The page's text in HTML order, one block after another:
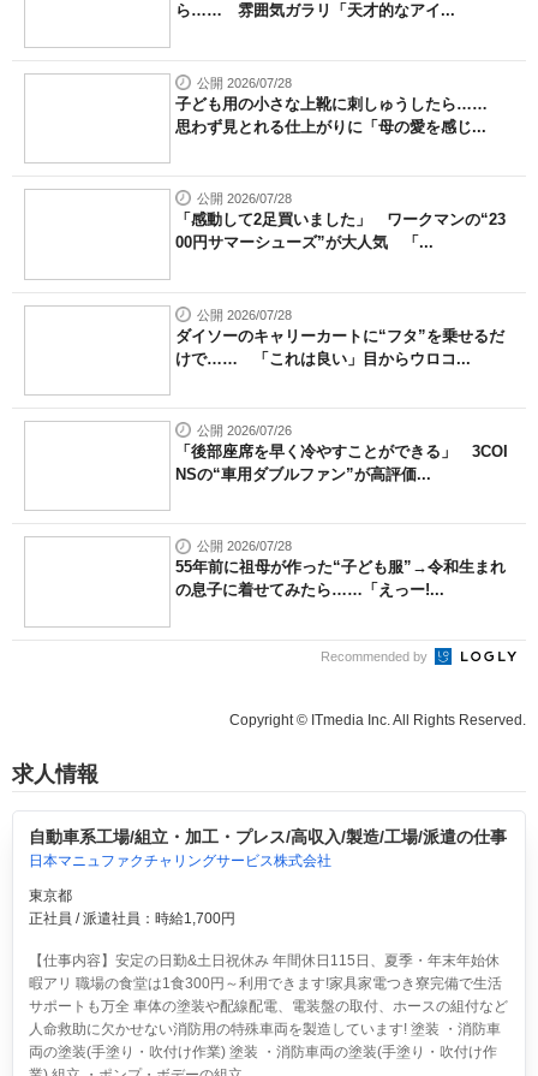
ら…… 雰囲気ガラリ「天才的なアイ...
公開 2026/07/28
子ども用の小さな上靴に刺しゅうしたら……
思わず見とれる仕上がりに「母の愛を感じ...
公開 2026/07/28
「感動して2足買いました」 ワークマンの“23
00円サマーシューズ”が大人気 「...
公開 2026/07/28
ダイソーのキャリーカートに“フタ”を乗せるだ
けで…… 「これは良い」目からウロコ...
公開 2026/07/26
「後部座席を早く冷やすことができる」 3COI
NSの“車用ダブルファン”が高評価...
公開 2026/07/28
55年前に祖母が作った“子ども服”→令和生まれ
の息子に着せてみたら……「えっー!...
Recommended by
Copyright © ITmedia Inc. All Rights Reserved.
求人情報
自動車系工場/組立・加工・プレス/高収入/製造/工場/派遣の仕事
日本マニュファクチャリングサービス株式会社
東京都
正社員 / 派遣社員：時給1,700円
【仕事内容】安定の日勤&土日祝休み 年間休日115日、夏季・年末年始休
暇アリ 職場の食堂は1食300円～利用できます!家具家電つき寮完備で生活
サポートも万全 車体の塗装や配線配電、電装盤の取付、ホースの組付など
人命救助に欠かせない消防用の特殊車両を製造しています! 塗装 ・消防車
両の塗装(手塗り・吹付け作業) 塗装 ・消防車両の塗装(手塗り・吹付け作